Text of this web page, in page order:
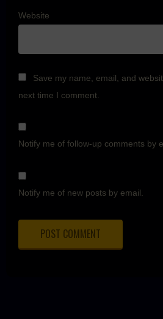
Website
Save my name, email, and
next time I comment.
Notify me of follow-up comments by
Notify me of new posts by email.